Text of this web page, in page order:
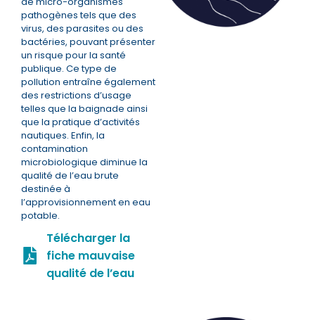
pathogènes tels que des
virus, des parasites ou des
bactéries, pouvant présenter
un risque pour la santé
publique. Ce type de
pollution entraîne également
des restrictions d’usage
telles que la baignade ainsi
que la pratique d’activités
nautiques. Enfin, la
contamination
microbiologique diminue la
qualité de l’eau brute
destinée à
l’approvisionnement en eau
potable.
Télécharger la
fiche mauvaise
qualité de l’eau